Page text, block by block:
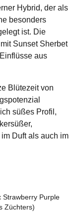
Hybrid, der als
besonders
ist. Die
Sunset Sherbet
aus
Blütezeit von
süßes Profil,
Duft als auch im
Strawberry Purple
Züchters)